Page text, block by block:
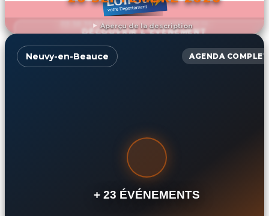
Aperçu de la description
DÉCOUVRIR L'ÉVÉNEMENT
Neuvy-en-Beauce AGENDA COMPLET
+ 23 ÉVÉNEMENTS